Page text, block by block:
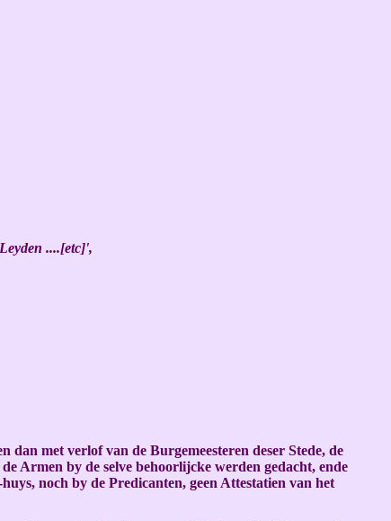
....[etc]',
dan met verlof van de Burgemeesteren deser Stede, de
Armen by de selve behoorlijcke werden gedacht, ende
noch by de Predicanten, geen Attestatien van het